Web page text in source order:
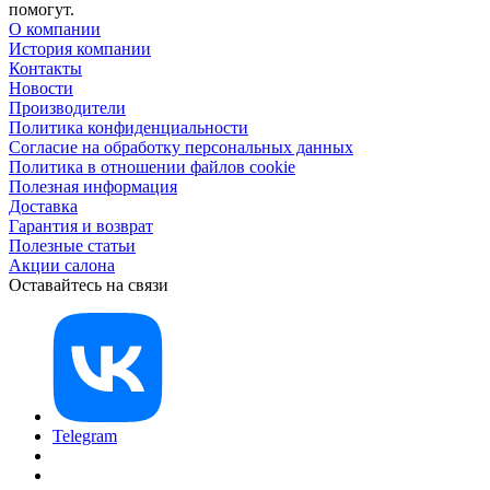
помогут.
О компании
История компании
Контакты
Новости
Производители
Политика конфиденциальности
Согласие на обработку персональных данных
Политика в отношении файлов cookie
Полезная информация
Доставка
Гарантия и возврат
Полезные статьи
Акции салона
Оставайтесь на связи
Telegram